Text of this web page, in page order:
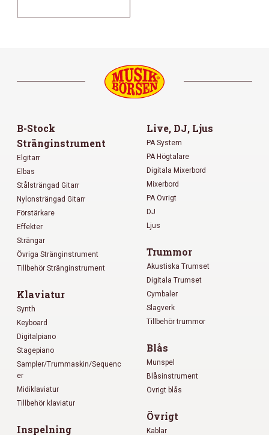
B-Stock
Stränginstrument
Elgitarr
Elbas
Stålsträngad Gitarr
Nylonsträngad Gitarr
Förstärkare
Effekter
Strängar
Övriga Stränginstrument
Tillbehör Stränginstrument
Klaviatur
Synth
Keyboard
Digitalpiano
Stagepiano
Sampler/Trummaskin/Sequenc
er
Midiklaviatur
Tillbehör klaviatur
Inspelning
Live, DJ, Ljus
PA System
PA Högtalare
Digitala Mixerbord
Mixerbord
PA Övrigt
DJ
Ljus
Trummor
Akustiska Trumset
Digitala Trumset
Cymbaler
Slagverk
Tillbehör trummor
Blås
Munspel
Blåsinstrument
Övrigt blås
Övrigt
Kablar